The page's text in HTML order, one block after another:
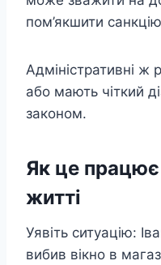
пом’якшити
Адміністративні ж
або мають чіткий
законом.
Як це
житті
Уявіть ситуацію:
вибив вікно в